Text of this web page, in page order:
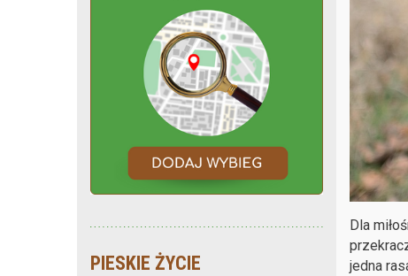
PIESKIE ŻYCIE
Dla
jedna